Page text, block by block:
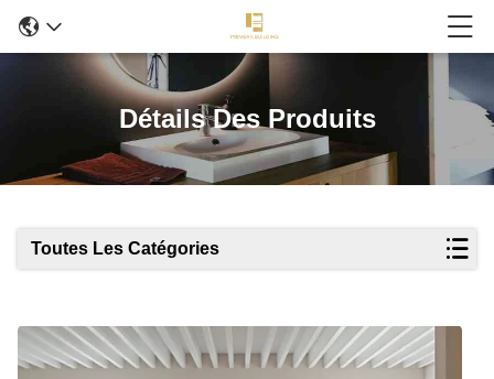
Détails Des Produits
Toutes Les Catégories